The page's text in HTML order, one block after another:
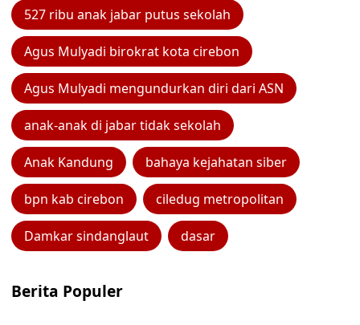
527 ribu anak jabar putus sekolah
Agus Mulyadi birokrat kota cirebon
Agus Mulyadi mengundurkan diri dari ASN
anak-anak di jabar tidak sekolah
Anak Kandung bahaya kejahatan siber
bpn kab cirebon ciledug metropolitan
Damkar sindanglaut dasar
Berita Populer